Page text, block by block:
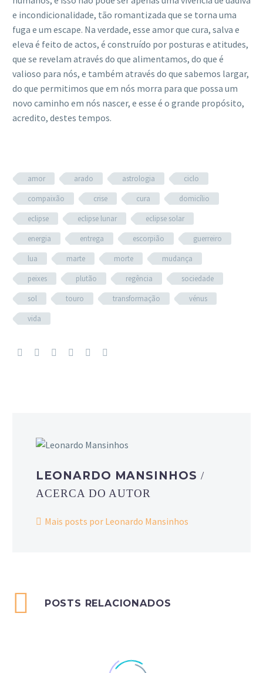
e incondicionalidade, tão romantizada que se torna uma
fuga e um escape. Na verdade, esse amor que cura, salva e
eleva é feito de actos, é construído por posturas e atitudes,
que se revelam através do que alimentamos, do que é
valioso para nós, e também através do que sabemos largar,
do que permitimos que em nós morra para que possa um
novo caminho em nós nascer, e esse é o grande propósito,
acredito, destes tempos.
amor arado astrologia
ciclo
compaixão
crise cura
domicílio
eclipse
eclipse lunar
eclipse solar
energia
entrega escorpião
guerreiro
lua
marte morte
mudança
peixes
plutão regência
sociedade
sol
touro transformação
vénus
vida
LEONARDO MANSINHOS/
ACERCA DO AUTOR
Mais posts por Leonardo Mansinhos
POSTS RELACIONADOS